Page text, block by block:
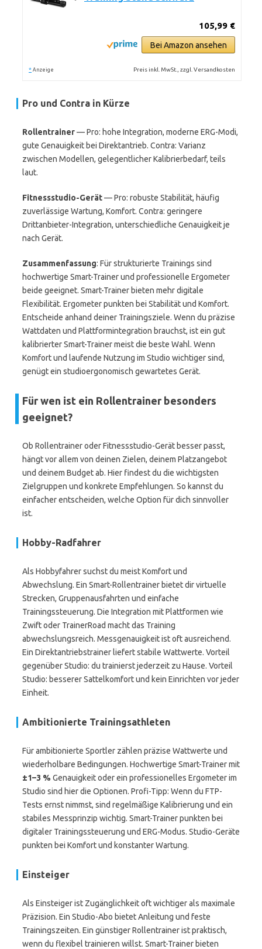
105,99 €
Bei Amazon ansehen
* Anzeige Preis inkl. MwSt., zzgl. Versandkosten
Pro und Contra in Kürze
Rollentrainer— Pro: hohe Integration, moderne ERG-Modi,
gute Genauigkeit bei Direktantrieb. Contra: Varianz
zwischen Modellen, gelegentlicher Kalibrierbedarf, teils
laut.
Fitnessstudio-Gerät— Pro: robuste Stabilität, häufig
zuverlässige Wartung, Komfort. Contra: geringere
Drittanbieter-Integration, unterschiedliche Genauigkeit je
nach Gerät.
Zusammenfassung: Für strukturierte Trainings sind
hochwertige Smart-Trainer und professionelle Ergometer
beide geeignet. Smart-Trainer bieten mehr digitale
Flexibilität. Ergometer punkten bei Stabilität und Komfort.
Entscheide anhand deiner Trainingsziele. Wenn du präzise
Wattdaten und Plattformintegration brauchst, ist ein gut
kalibrierter Smart-Trainer meist die beste Wahl. Wenn
Komfort und laufende Nutzung im Studio wichtiger sind,
genügt ein studioergonomisch gewartetes Gerät.
Für wen ist ein Rollentrainer besonders
geeignet?
Ob Rollentrainer oder Fitnessstudio-Gerät besser passt,
hängt vor allem von deinen Zielen, deinem Platzangebot
und deinem Budget ab. Hier findest du die wichtigsten
Zielgruppen und konkrete Empfehlungen. So kannst du
einfacher entscheiden, welche Option für dich sinnvoller
ist.
Hobby-Radfahrer
Als Hobbyfahrer suchst du meist Komfort und
Abwechslung. Ein Smart-Rollentrainer bietet dir virtuelle
Strecken, Gruppenausfahrten und einfache
Trainingssteuerung. Die Integration mit Plattformen wie
Zwift oder TrainerRoad macht das Training
abwechslungsreich. Messgenauigkeit ist oft ausreichend.
Ein Direktantriebstrainer liefert stabile Wattwerte. Vorteil
gegenüber Studio: du trainierst jederzeit zu Hause. Vorteil
Studio: besserer Sattelkomfort und kein Einrichten vor jeder
Einheit.
Ambitionierte Trainingsathleten
Für ambitionierte Sportler zählen präzise Wattwerte und
wiederholbare Bedingungen. Hochwertige Smart-Trainer mit
±1–3 % Genauigkeit oder ein professionelles Ergometer im
Studio sind hier die Optionen. Profi-Tipp: Wenn du FTP-
Tests ernst nimmst, sind regelmäßige Kalibrierung und ein
stabiles Messprinzip wichtig. Smart-Trainer punkten bei
digitaler Trainingssteuerung und ERG-Modus. Studio-Geräte
punkten bei Komfort und konstanter Wartung.
Einsteiger
Als Einsteiger ist Zugänglichkeit oft wichtiger als maximale
Präzision. Ein Studio-Abo bietet Anleitung und feste
Trainingszeiten. Ein günstiger Rollentrainer ist praktisch,
wenn du flexibel trainieren willst. Smart-Trainer bieten